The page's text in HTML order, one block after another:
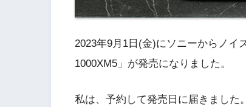
2023年9月1日(金)にソニーからノイ
1000XM5」が発売になりました。
私は、予約して発売日に届きました。